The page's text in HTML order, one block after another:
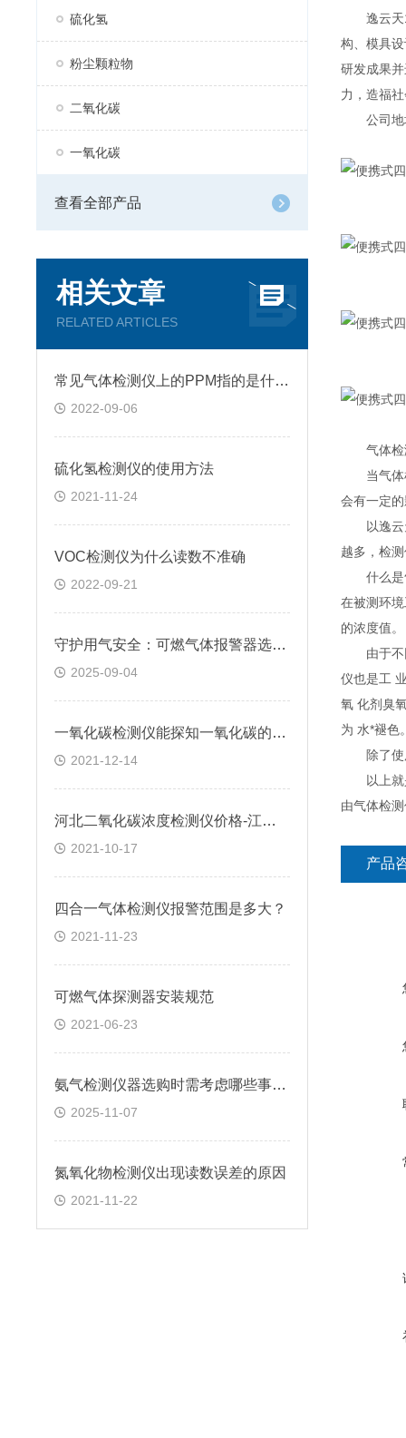
硫化氢
粉尘颗粒物
二氧化碳
一氧化碳
查看全部产品
相关文章
RELATED ARTICLES
常见气体检测仪上的PPM指的是什么?
2022-09-06
硫化氢检测仪的使用方法
2021-11-24
VOC检测仪为什么读数不准确
2022-09-21
守护用气安全：可燃气体报警器选型安装及应急处置全指南
2025-09-04
一氧化碳检测仪能探知一氧化碳的浓度变化吗
2021-12-14
河北二氧化碳浓度检测仪价格-江苏固定式二氧化碳检测仪-逸云天
2021-10-17
四合一气体检测仪报警范围是多大？
2021-11-23
可燃气体探测器安装规范
2021-06-23
氨气检测仪器选购时需考虑哪些事项？
2025-11-07
氮氧化物检测仪出现读数误差的原因
2021-11-22
逸云天13
构、模具
研发成果
力，造福
公司地址
气体检
当气体检
会有一定
以逸云天
越多，检
什么是气
在被测环
的浓度值。
由于不同
仪也是工
氧 化剂臭
为 水*褪色
除了使用
以上就是
由气体检
产品